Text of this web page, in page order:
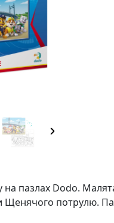
пазлах Dodo.
потрулю.